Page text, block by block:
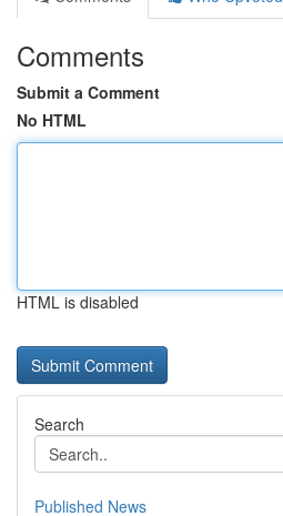
Comments
Submit a Comment
No HTML
HTML is disabled
Search
Published News